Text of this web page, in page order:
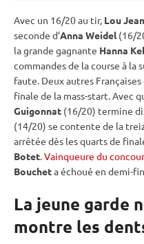
Avec un 16/20 au tir, Lou
seconde d’Anna Weidel(16/
la grande gagnante Hanna
commandes de la course à la
faute. Deux autres
finale de la mass-start. Avec
Guigonnat (16/20) termine
(14/20) se contente de la
arrêtée dès les quarts de
Botet.Vainqueure du
Boucheta échoué en demi-
La jeune garde
montre les